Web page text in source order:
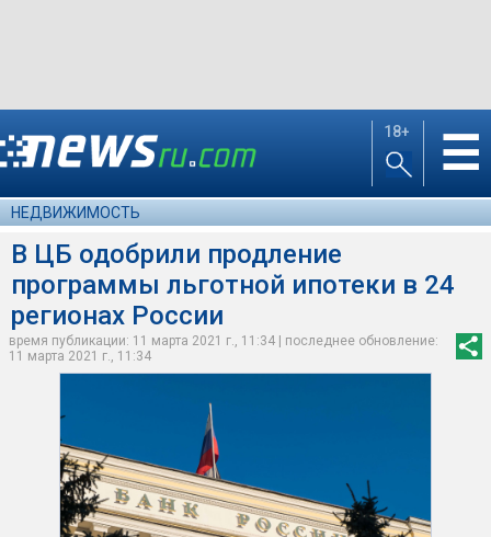
18+ ☰
НЕДВИЖИМОСТЬ
В ЦБ одобрили продление
программы льготной ипотеки в 24
регионах России
время публикации: 11 марта 2021 г., 11:34 | последнее обновление:
11 марта 2021 г., 11:34